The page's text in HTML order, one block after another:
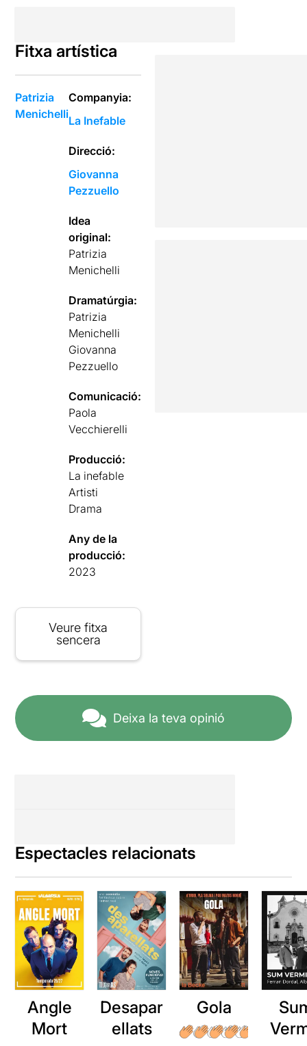
Fitxa artística
Patrizia
Menichelli
Companyia:
La Inefable
Direcció:
Giovanna
Pezzuello
Idea
original:
Patrizia
Menichelli
Dramatúrgia:
Patrizia
Menichelli
Giovanna
Pezzuello
Comunicació:
Paola
Vecchierelli
Producció:
La inefable
Artisti
Drama
Any de la
producció:
2023
Veure fitxa
sencera
Deixa la teva opinió
Espectacles relacionats
Angle
Mort
Desapar
ellats
Gola